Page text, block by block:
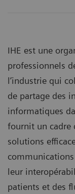
IHE est une
professionnels
l’industrie qui
de partage des
informatiques
fournit un cadre
solutions
leur
patients et des